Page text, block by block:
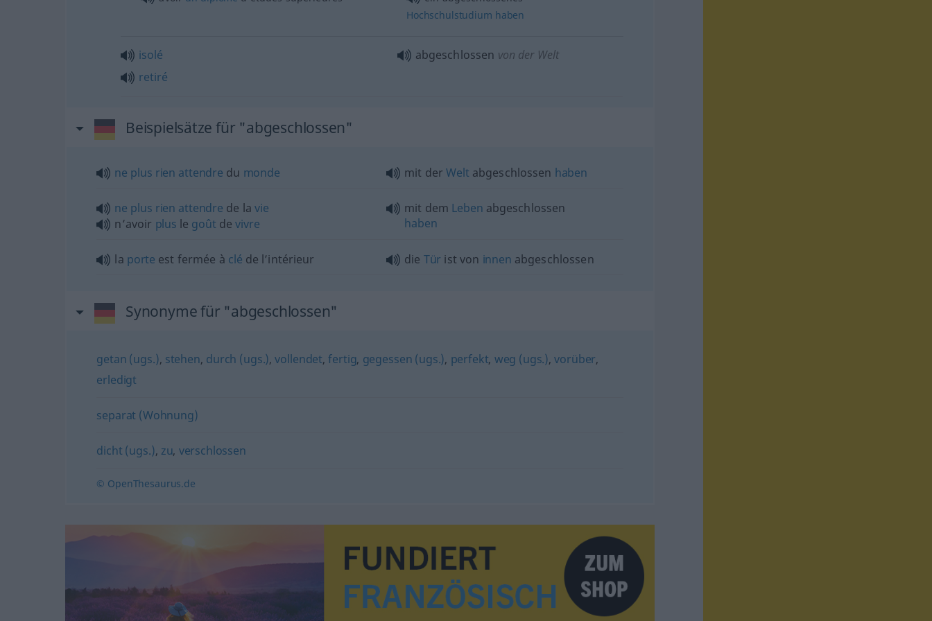
Hochschulstudium haben
isolé
retiré
abgeschlossen von der Welt
Beispielsätze für "abgeschlossen"
ne plus rien attendre du monde mit derWelt abgeschlossen haben
ne plus rien attendre de la vie
n’avoir plus le goût devivre
mit dem Leben abgeschlossen
haben
la porte est fermée à clé de l’intérieur die Tür ist von innen abgeschlossen
Synonyme für "abgeschlossen"
getan (ugs.), stehen, durch (ugs.),vollendet,fertig, gegessen (ugs.), perfekt, weg (ugs.),vorüber,
erledigt
separat (Wohnung)
dicht (ugs.), zu, verschlossen
© OpenThesaurus.de